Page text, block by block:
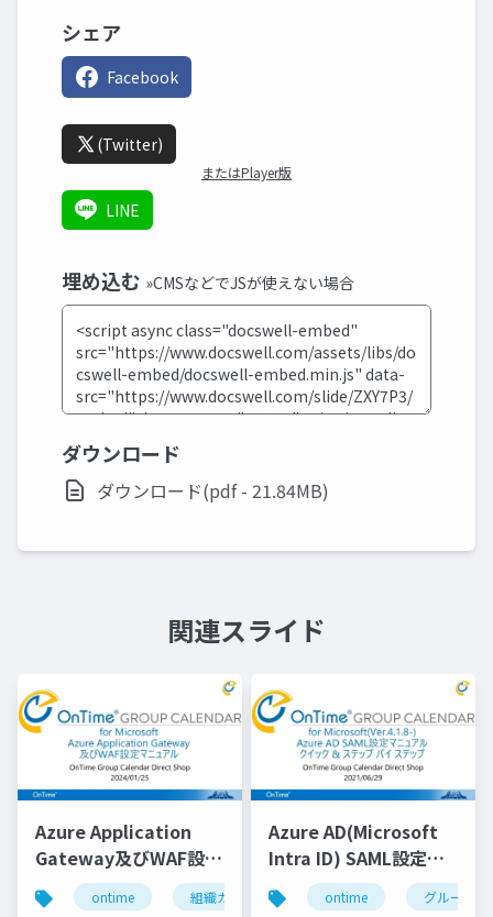
シェア
Facebook
(Twitter)
またはPlayer版
LINE
埋め込む »CMSなどでJSが使えない場合
ダウンロード
ダウンロード(pdf - 21.84MB)
関連スライド
Azure Application
Gateway及びWAF設定
マニュアル
ontime 組織カレンダー 組織スケジュール
Azure AD(Microsoft
Intra ID) SAML設定マ
ニュアルontime グループ